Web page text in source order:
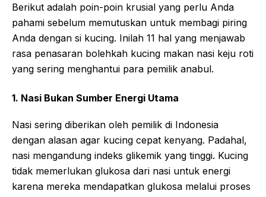
Berikut adalah poin-poin krusial yang perlu Anda
pahami sebelum memutuskan untuk membagi piring
Anda dengan si kucing. Inilah 11 hal yang menjawab
rasa penasaran bolehkah kucing makan nasi keju roti
yang sering menghantui para pemilik anabul.
1. Nasi Bukan Sumber Energi Utama
Nasi sering diberikan oleh pemilik di Indonesia
dengan alasan agar kucing cepat kenyang. Padahal,
nasi mengandung indeks glikemik yang tinggi. Kucing
tidak memerlukan glukosa dari nasi untuk energi
karena mereka mendapatkan glukosa melalui proses